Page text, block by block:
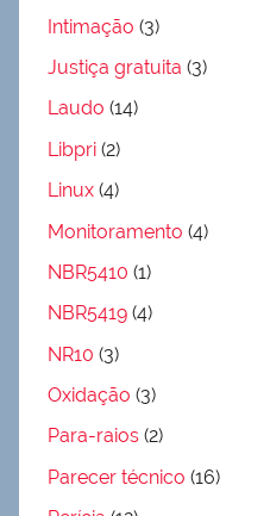
Intimação (3)
Justiça gratuita (3)
Laudo (14)
Libpri (2)
Linux (4)
Monitoramento (4)
NBR5410 (1)
NBR5419 (4)
NR10 (3)
Oxidação (3)
Para-raios (2)
Parecer técnico (16)